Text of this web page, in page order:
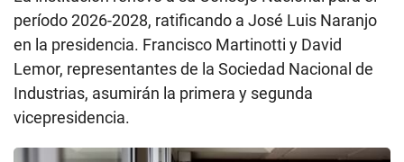
período 2026-2028, ratificando a José Luis Naranjo
en la presidencia. Francisco Martinotti y David
Lemor, representantes de la Sociedad Nacional de
Industrias, asumirán la primera y segunda
vicepresidencia.